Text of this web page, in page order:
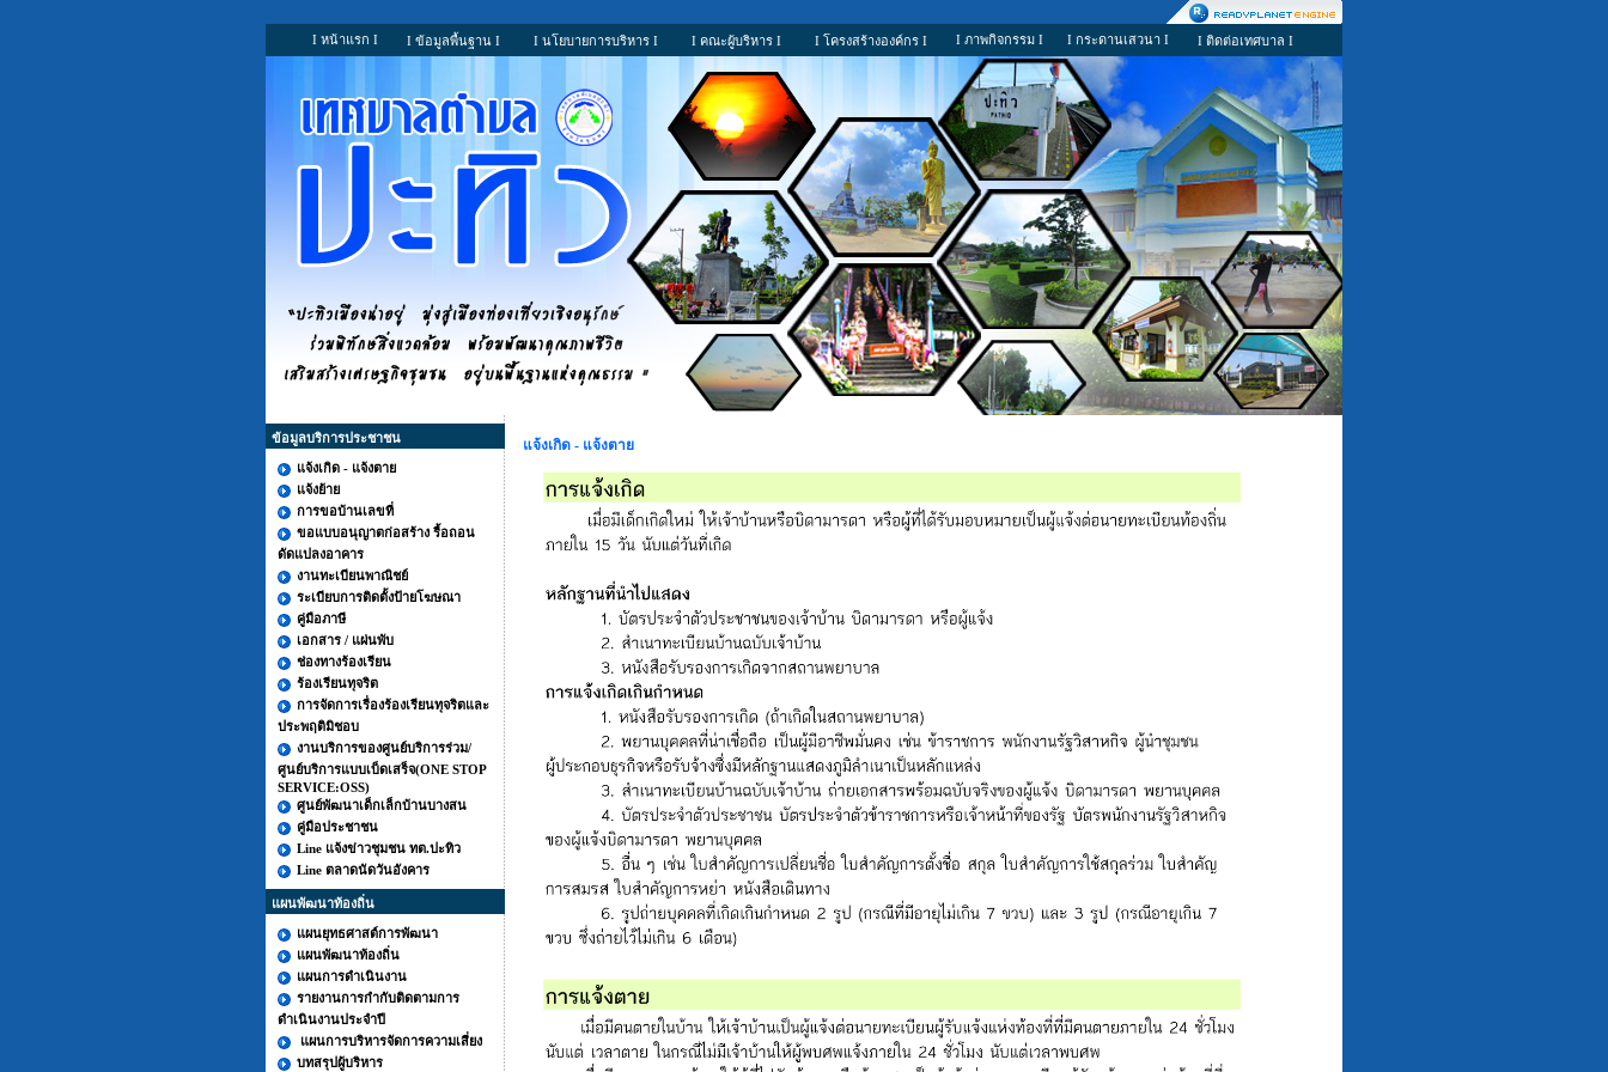
I หน้าแรก I I ข้อมูลพื้นฐาน I I นโยบายการบริหาร I I คณะผู้บริหาร I I โครงสร้างองค์กร I I ภาพกิจกรรม I I กระดานเสวนา I I ติดต่อเทศบาล I
ข้อมูลบริการประชาชน
แจ้งเกิด - แจ้งตาย
แจ้งย้าย
การขอบ้านเลขที่
ขอแบบอนุญาตก่อสร้าง รื้อถอน
ดัดแปลงอาคาร
งานทะเบียนพาณิชย์
ระเบียบการติดตั้งป้ายโฆษณา
คู่มือภาษี
เอกสาร / แผ่นพับ
ช่องทางร้องเรียน
ร้องเรียนทุจริต
การจัดการเรื่องร้องเรียนทุจริตและ
ประพฤติมิชอบ
งานบริการของศูนย์บริการร่วม/
ศูนย์บริการแบบเบ็ดเสร็จ(ONE STOP
SERVICE:OSS)
ศูนย์พัฒนาเด็กเล็กบ้านบางสน
คู่มือประชาชน
Line แจ้งข่าวชุมชน ทต.ปะทิว
Line ตลาดนัดวันอังคาร
แผนพัฒนาท้องถิ่น
แผนยุทธศาสต์การพัฒนา
แผนพัฒนาท้องถิ่น
แผนการดำเนินงาน
รายงานการกำกับติดตามการ
ดำเนินงานประจำปี
แผนการบริหารจัดการความเสี่ยง
บทสรุปผู้บริหาร
แจ้งเกิด - แจ้งตาย